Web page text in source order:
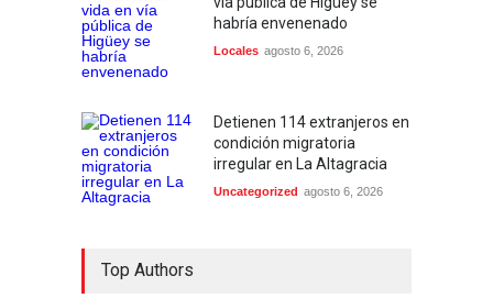
habría envenenado
Locales agosto 6, 2026
Detienen 114 extranjeros en
condición migratoria
irregular en La Altagracia
Uncategorized agosto 6, 2026
Top Authors